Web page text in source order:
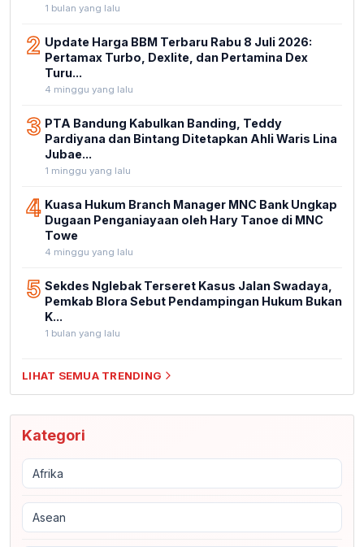
1 bulan yang lalu
2 Update Harga BBM Terbaru Rabu 8 Juli 2026:
Pertamax Turbo, Dexlite, dan Pertamina Dex
Turu...
4 minggu yang lalu
3 PTA Bandung Kabulkan Banding, Teddy
Pardiyana dan Bintang Ditetapkan Ahli Waris Lina
Jubae...
1 minggu yang lalu
4 Kuasa Hukum Branch Manager MNC Bank Ungkap
Dugaan Penganiayaan oleh Hary Tanoe di MNC
Towe
4 minggu yang lalu
5 Sekdes Nglebak Terseret Kasus Jalan Swadaya,
Pemkab Blora Sebut Pendampingan Hukum Bukan
K...
1 bulan yang lalu
LIHAT SEMUA TRENDING
Kategori
Afrika
Asean